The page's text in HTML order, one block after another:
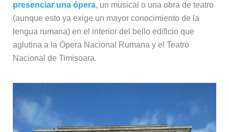
presenciar una ópera, un musical o una obra de teatro
(aunque esto ya exige un mayor conocimiento de la
lengua rumana) en el interior del bello edificio que
aglutina a la Ópera Nacional Rumana y el Teatro
Nacional de Timisoara.